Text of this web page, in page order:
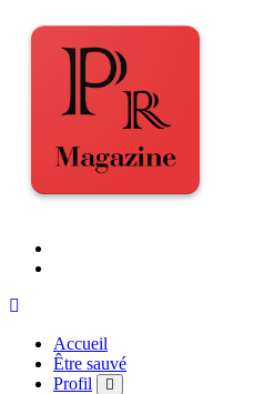
Accueil
Être sauvé
Profil